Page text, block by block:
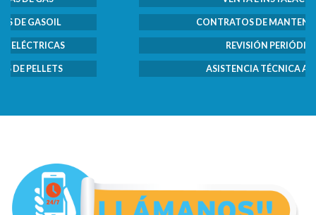
CONTRATOS DE MANTENIMIENTO
ASISTENCIA TÉCNICA AVERÍAS